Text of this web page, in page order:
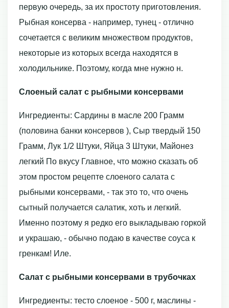
первую очередь, за их простоту приготовления.
Рыбная консерва - например, тунец - отлично
сочетается с великим множеством продуктов,
некоторые из которых всегда находятся в
холодильнике. Поэтому, когда мне нужно н.
Слоеный салат с рыбными консервами
Ингредиенты: Сардины в масле 200 Грамм
(половина банки консервов ), Сыр твердый 150
Грамм, Лук 1/2 Штуки, Яйца 3 Штуки, Майонез
легкий По вкусу Главное, что можно сказать об
этом простом рецепте слоеного салата с
рыбными консервами, - так это то, что очень
сытный получается салатик, хоть и легкий.
Именно поэтому я редко его выкладываю горкой
и украшаю, - обычно подаю в качестве соуса к
гренкам! Иле.
Салат с рыбными консервами в трубочках
Ингредиенты: тесто слоеное - 500 г, маслины -